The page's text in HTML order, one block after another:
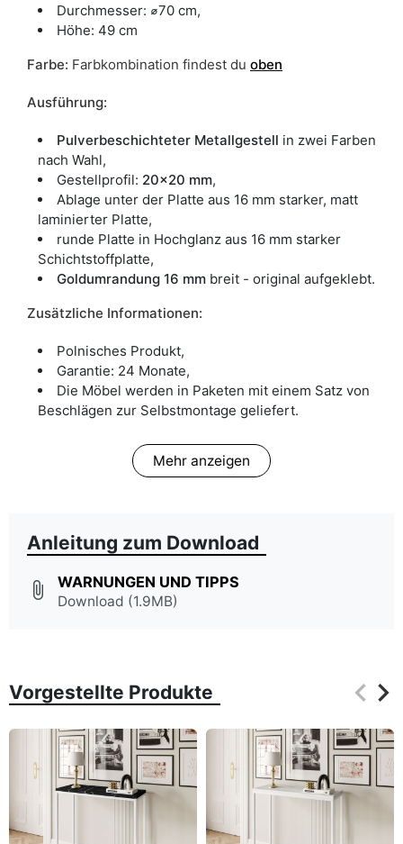
Durchmesser: ⌀70 cm,
Höhe: 49 cm
Farbe: Farbkombination findest du oben
Ausführung:
Pulverbeschichteter Metallgestell in zwei Farben
nach Wahl,
Gestellprofil: 20x20 mm,
Ablage unter der Platte aus 16 mm starker, matt
laminierter Platte,
runde Platte in Hochglanz aus 16 mm starker
Schichtstoffplatte,
Goldumrandung 16 mm breit - original aufgeklebt.
Zusätzliche Informationen:
Polnisches Produkt,
Garantie: 24 Monate,
Die Möbel werden in Paketen mit einem Satz von
Beschlägen zur Selbstmontage geliefert.
Mehr anzeigen
Anleitung zum Download
attach_file WARNUNGEN UND TIPPS
Download (1.9MB)
Vorgestellte Produkte keyboard_arrow_left
keyboard_arrow_right